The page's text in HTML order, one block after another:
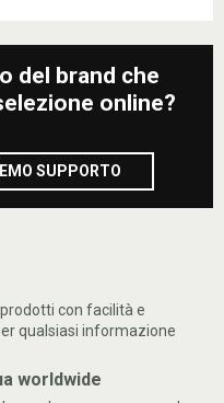
del brand che
online?
SUPPORTO
con facilità e
qualsiasi informazione
worldwide